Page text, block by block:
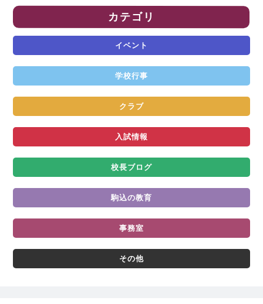
カテゴリ
イベント
学校行事
クラブ
入試情報
校長ブログ
駒込の教育
事務室
その他